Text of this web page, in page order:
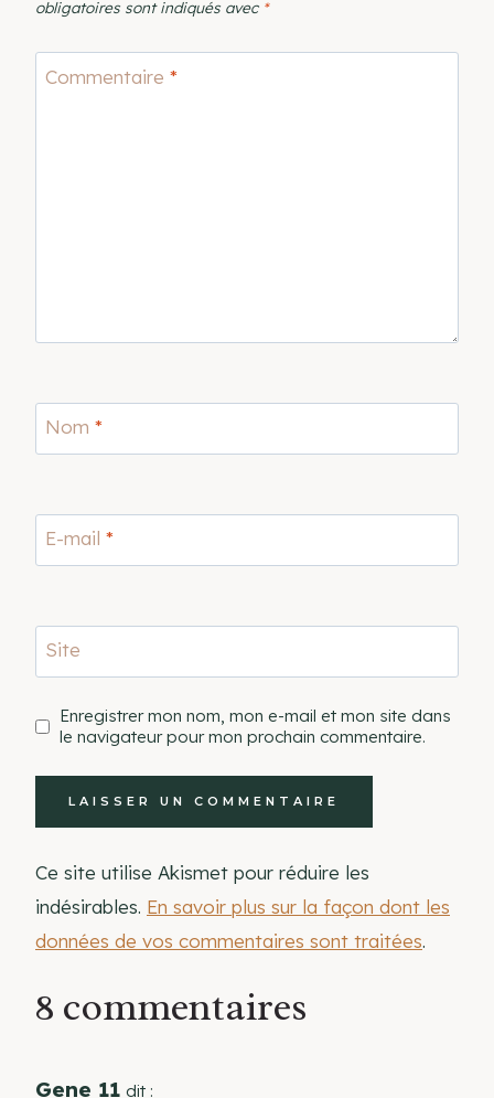
obligatoires sont indiqués avec *
Commentaire *
Nom *
E-mail *
Site
Enregistrer mon nom, mon e-mail et mon site dans
le navigateur pour mon prochain commentaire.
Ce site utilise Akismet pour réduire les
indésirables. En savoir plus sur la façon dont les
données de vos commentaires sont traitées.
8 commentaires
Gene 11 dit :